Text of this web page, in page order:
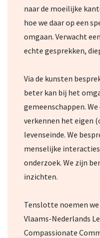
naar de moeilijke
hoe we daar op een
omgaan. Verwacht
echte gesprekken,
Via de kunsten
beter kan bij het
gemeenschappen.
verkennen het eigen
levenseinde. We
menselijke
onderzoek. We zijn
inzichten.
Tenslotte noemen
Vlaams-Nederlands
Compassionate